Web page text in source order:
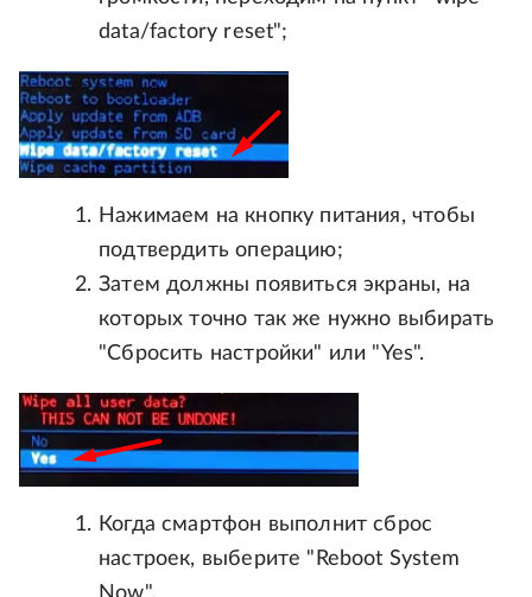
data/factory reset";
Нажимаем на кнопку питания, чтобы
подтвердить операцию;
Затем должны появиться экраны, на
которых точно так же нужно выбирать
"Сбросить настройки" или "Yes".
Когда смартфон выполнит сброс
настроек, выберите "Reboot System